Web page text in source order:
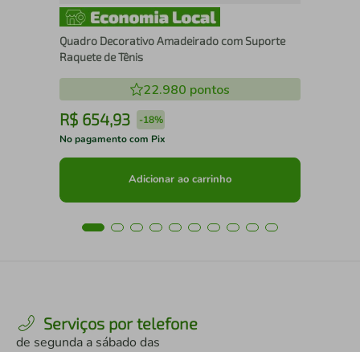
Quadro Decorativo Amadeirado com Suporte
Raquete de Tênis
22.980 pontos
R$ 654,93 -18%
No pagamento com Pix
Adicionar ao carrinho
Serviços por telefone
de segunda a sábado das